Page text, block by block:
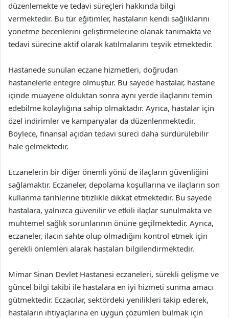
düzenlemekte ve tedavi süreçleri hakkında bilgi
vermektedir. Bu tür eğitimler, hastaların kendi sağlıklarını
yönetme becerilerini geliştirmelerine olanak tanımakta ve
tedavi sürecine aktif olarak katılmalarını teşvik etmektedir.
Hastanede sunulan eczane hizmetleri, doğrudan
hastanelerle entegre olmuştur. Bu sayede hastalar, hastane
içinde muayene olduktan sonra aynı yerde ilaçlarını temin
edebilme kolaylığına sahip olmaktadır. Ayrıca, hastalar için
özel indirimler ve kampanyalar da düzenlenmektedir.
Böylece, finansal açıdan tedavi süreci daha sürdürülebilir
hale gelmektedir.
Eczanelerin bir diğer önemli yönü de ilaçların güvenliğini
sağlamaktır. Eczaneler, depolama koşullarına ve ilaçların son
kullanma tarihlerine titizlikle dikkat etmektedir. Bu sayede
hastalara, yalnızca güvenilir ve etkili ilaçlar sunulmakta ve
muhtemel sağlık sorunlarının önüne geçilmektedir. Ayrıca,
eczaneler, ilacın sahte olup olmadığını kontrol etmek için
gerekli önlemleri alarak hastaları bilgilendirmektedir.
Mimar Sinan Devlet Hastanesi eczaneleri, sürekli gelişme ve
güncel bilgi takibi ile hastalara en iyi hizmeti sunma amacı
gütmektedir. Eczacılar, sektördeki yenilikleri takip ederek,
hastaların ihtiyaçlarına en uygun çözümleri bulmak için